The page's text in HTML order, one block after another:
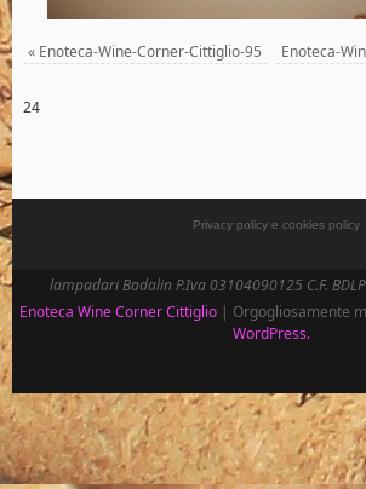
« Enoteca-Wine-Corner-Cittiglio-95 Enoteca-
24
Privacy policy e cookies policy
lampadari Badalin P.Iva 03104090125 C.F.
Enoteca Wine Corner Cittiglio | Orgogliosamente
WordPress.